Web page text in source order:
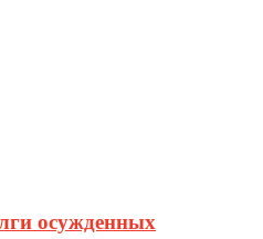
осужденных